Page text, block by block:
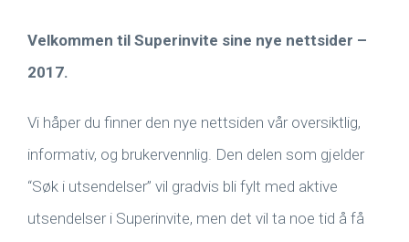
Velkommen til Superinvite sine nye nettsider –
2017.
Vi håper du finner den nye nettsiden vår oversiktlig,
informativ, og brukervennlig. Den delen som gjelder
“Søk i utsendelser” vil gradvis bli fylt med aktive
utsendelser i Superinvite, men det vil ta noe tid å få